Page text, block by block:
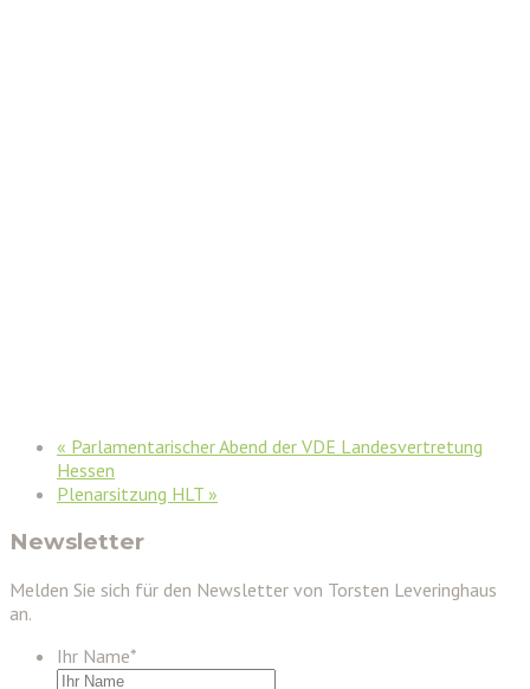
« Parlamentarischer Abend der VDE Landesvertretung
Hessen
Plenarsitzung HLT »
Newsletter
Melden Sie sich für den Newsletter von Torsten Leveringhaus
an.
Ihr Name*